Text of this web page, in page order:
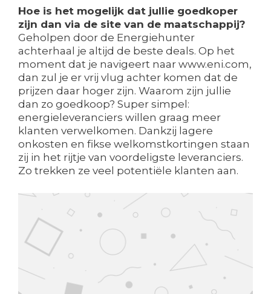
Hoe is het mogelijk dat jullie goedkoper
zijn dan via de site van de maatschappij?
Geholpen door de Energiehunter
achterhaal je altijd de beste deals. Op het
moment dat je navigeert naar www.eni.com,
dan zul je er vrij vlug achter komen dat de
prijzen daar hoger zijn. Waarom zijn jullie
dan zo goedkoop? Super simpel:
energieleveranciers willen graag meer
klanten verwelkomen. Dankzij lagere
onkosten en fikse welkomstkortingen staan
zij in het rijtje van voordeligste leveranciers.
Zo trekken ze veel potentiële klanten aan.